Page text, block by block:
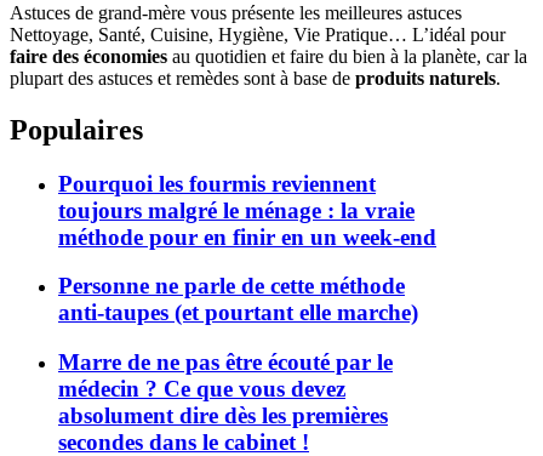
Astuces de grand-mère vous présente les meilleures astuces
Nettoyage, Santé, Cuisine, Hygiène, Vie Pratique… L’idéal pour
faire des économies au quotidien et faire du bien à la planète, car la
plupart des astuces et remèdes sont à base de produits naturels.
Populaires
Pourquoi les fourmis reviennent
toujours malgré le ménage : la vraie
méthode pour en finir en un week-end
Personne ne parle de cette méthode
anti-taupes (et pourtant elle marche)
Marre de ne pas être écouté par le
médecin ? Ce que vous devez
absolument dire dès les premières
secondes dans le cabinet !